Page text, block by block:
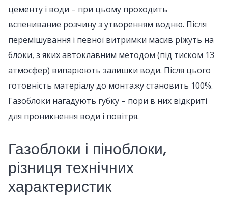
цементу і води – при цьому проходить
вспенивание розчину з утворенням водню. Після
перемішування і певної витримки масив ріжуть на
блоки, з яких автоклавним методом (під тиском 13
атмосфер) випарюють залишки води. Після цього
готовність матеріалу до монтажу становить 100%.
Газоблоки нагадують губку – пори в них відкриті
для проникнення води і повітря.
Газоблоки і піноблоки,
різниця технічних
характеристик